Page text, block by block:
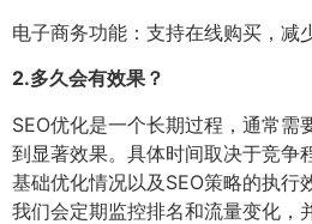
电子商务功能：支持在线购买，减
2.多久会有效果？
SEO优化是一个长期过程，通常需
到显著效果。具体时间取决于竞争
基础优化情况以及SEO策略的执行
我们会定期监控排名和流量变化，